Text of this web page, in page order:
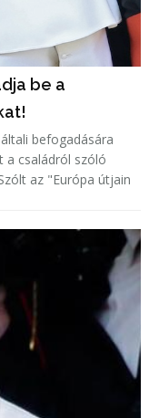
be a
befogadására
a családról szóló
az "Európa útjain